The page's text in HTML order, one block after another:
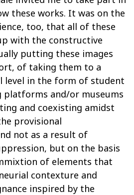
these works. It was on the
too, that all of these
with the constructive
putting these images
of taking them to a
level in the form of student
platforms and/or museums
and coexisting amidst
provisional
not as a result of
but on the basis
of elements that
contexture and
inspired by the